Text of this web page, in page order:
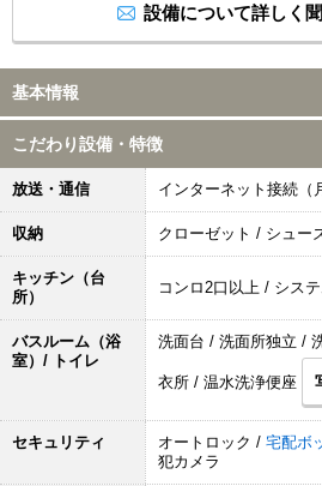
設備について詳しく
基本情報
こだわり設備・特徴
放送・通信 インターネット接続（
収納 クローゼット / シュー
キッチン（台
所）
コンロ2口以上 / シス
バスルーム（浴
室）/ トイレ
洗面台 / 洗面所独立 /
衣所 / 温水洗浄便座
セキュリティ オートロック / 宅配ボ
犯カメラ